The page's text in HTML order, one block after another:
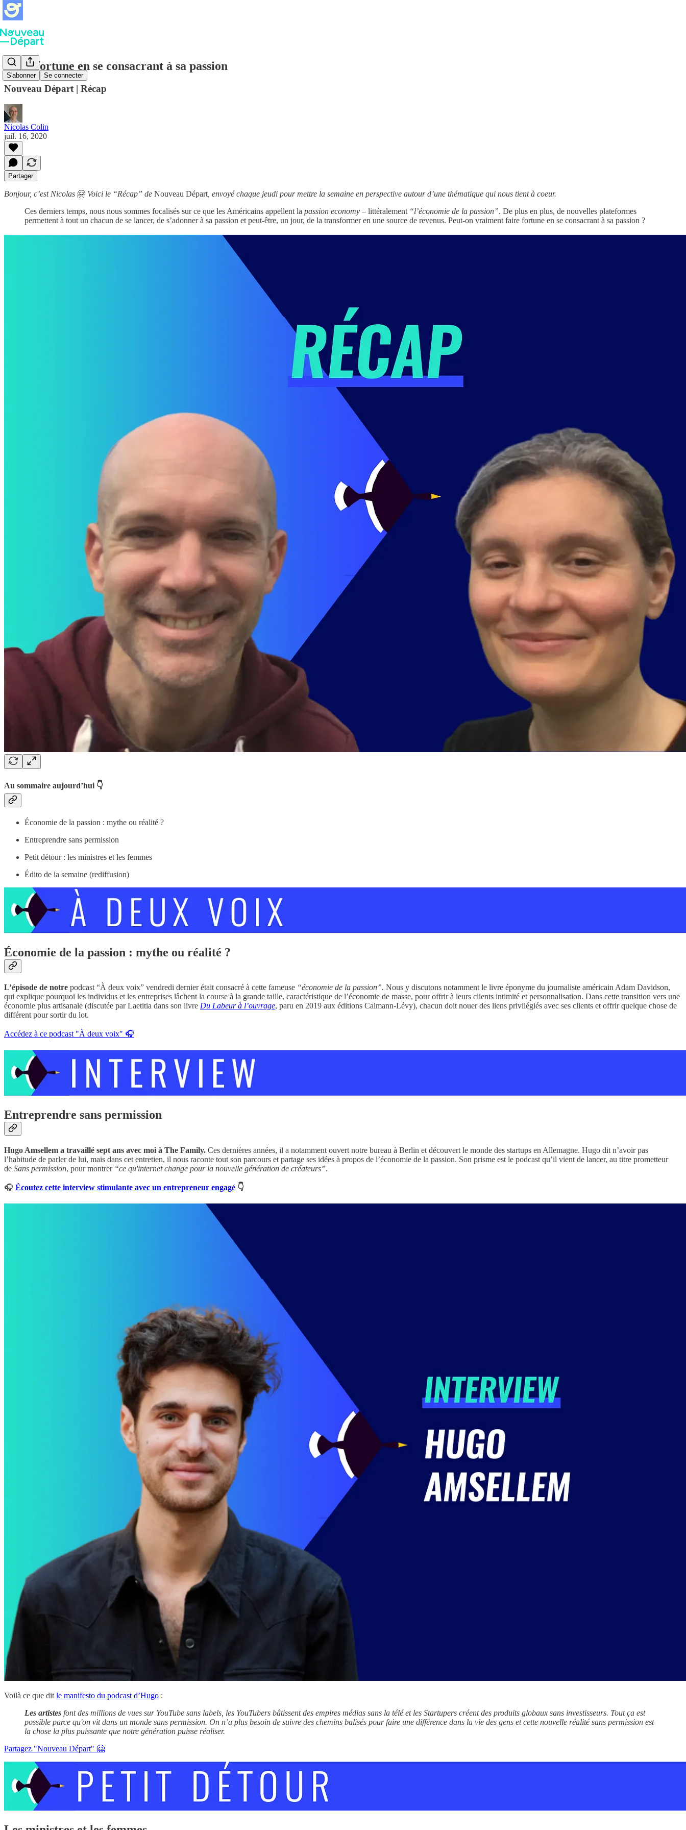
S'abonner Se connecter
Faire fortune en se consacrant à sa passion
Nouveau Départ | Récap
Nicolas Colin
juil. 16, 2020
Partager
Bonjour, c’est Nicolas 🤗 Voici le “Récap” de Nouveau Départ , envoyé chaque jeudi pour mettre la semaine en perspective autour d’une thématique qui nous tient à coeur.
Ces derniers temps, nous nous sommes focalisés sur ce que les Américains appellent la passion economy – littéralement “l’économie de la passion”. De plus en plus, de nouvelles plateformes
permettent à tout un chacun de se lancer, de s’adonner à sa passion et peut-être, un jour, de la transformer en une source de revenus. Peut-on vraiment faire fortune en se consacrant à sa passion ?
Au sommaire aujourd’hui 👇
Économie de la passion : mythe ou réalité ?
Entreprendre sans permission
Petit détour : les ministres et les femmes
Édito de la semaine (rediffusion)
Économie de la passion : mythe ou réalité ?
L’épisode de notre podcast “À deux voix” vendredi dernier était consacré à cette fameuse “économie de la passion”. Nous y discutons notamment le livre éponyme du journaliste américain Adam Davidson,
qui explique pourquoi les individus et les entreprises lâchent la course à la grande taille, caractéristique de l’économie de masse, pour offrir à leurs clients intimité et personnalisation. Dans cette transition vers une
économie plus artisanale (discutée par Laetitia dans son livre Du Labeur à l’ouvrage, paru en 2019 aux éditions Calmann-Lévy), chacun doit nouer des liens privilégiés avec ses clients et offrir quelque chose de
différent pour sortir du lot.
Accédez à ce podcast "À deux voix" 🎧
Entreprendre sans permission
Hugo Amsellem a travaillé sept ans avec moi à The Family. Ces dernières années, il a notamment ouvert notre bureau à Berlin et découvert le monde des startups en Allemagne. Hugo dit n’avoir pas
l’habitude de parler de lui, mais dans cet entretien, il nous raconte tout son parcours et partage ses idées à propos de l’économie de la passion. Son prisme est le podcast qu’il vient de lancer, au titre prometteur
de Sans permission, pour montrer “ce qu'internet change pour la nouvelle génération de créateurs”.
🎧 Écoutez cette interview stimulante avec un entrepreneur engagé 👇
Voilà ce que dit le manifesto du podcast d’Hugo :
Les artistes font des millions de vues sur YouTube sans labels, les YouTubers bâtissent des empires médias sans la télé et les Startupers créent des produits globaux sans investisseurs. Tout ça est
possible parce qu'on vit dans un monde sans permission. On n’a plus besoin de suivre des chemins balisés pour faire une différence dans la vie des gens et cette nouvelle réalité sans permission est
la chose la plus puissante que notre génération puisse réaliser.
Partagez "Nouveau Départ" 🤗